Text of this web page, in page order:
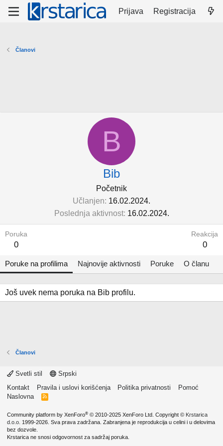
Prijava Registracija
Članovi
B
Bib
Početnik
Učlanjen 16.02.2024.
Poslednja aktivnost 16.02.2024.
Poruka
0
Reakcija
0
Poruke na profilima Najnovije aktivnosti Poruke O članu
Još uvek nema poruka na Bib profilu.
Članovi
Svetli stil
Srpski
Kontakt
Pravila i uslovi korišćenja Politika privatnosti
Pomoć
Naslovna
R
Community platform by XenForo® © 2010-2025 XenForo Ltd. Copyright © Krstarica
d.o.o. 1999-2026. Sva prava zadržana. Zabranjena je reprodukcija u celini i u delovima
bez dozvole.
Krstarica ne snosi odgovornost za sadržaj poruka.